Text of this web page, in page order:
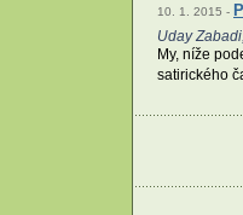
10. 1. 2015 -
Uday
My, níže
satirického